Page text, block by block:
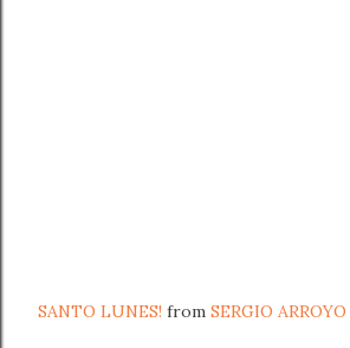
SANTO LUNES! from SERGIO ARROYO